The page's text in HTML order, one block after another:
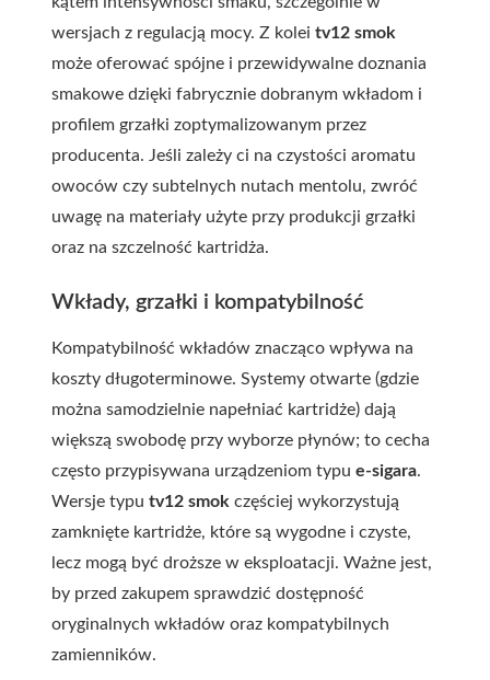
wersjach z regulacją mocy. Z kolei tv12 smok
może oferować spójne i przewidywalne doznania
smakowe dzięki fabrycznie dobranym wkładom i
profilem grzałki zoptymalizowanym przez
producenta. Jeśli zależy ci na czystości aromatu
owoców czy subtelnych nutach mentolu, zwróć
uwagę na materiały użyte przy produkcji grzałki
oraz na szczelność kartridża.
Wkłady, grzałki i kompatybilność
Kompatybilność wkładów znacząco wpływa na
koszty długoterminowe. Systemy otwarte (gdzie
można samodzielnie napełniać kartridże) dają
większą swobodę przy wyborze płynów; to cecha
często przypisywana urządzeniom typu e-sigara.
Wersje typu tv12 smok częściej wykorzystują
zamknięte kartridże, które są wygodne i czyste,
lecz mogą być droższe w eksploatacji. Ważne jest,
by przed zakupem sprawdzić dostępność
oryginalnych wkładów oraz kompatybilnych
zamienników.